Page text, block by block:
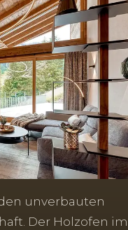
unverbauten
Der Holzofen im